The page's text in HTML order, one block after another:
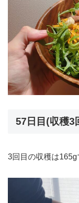
57日目(収穫3
3回目の収穫は165g